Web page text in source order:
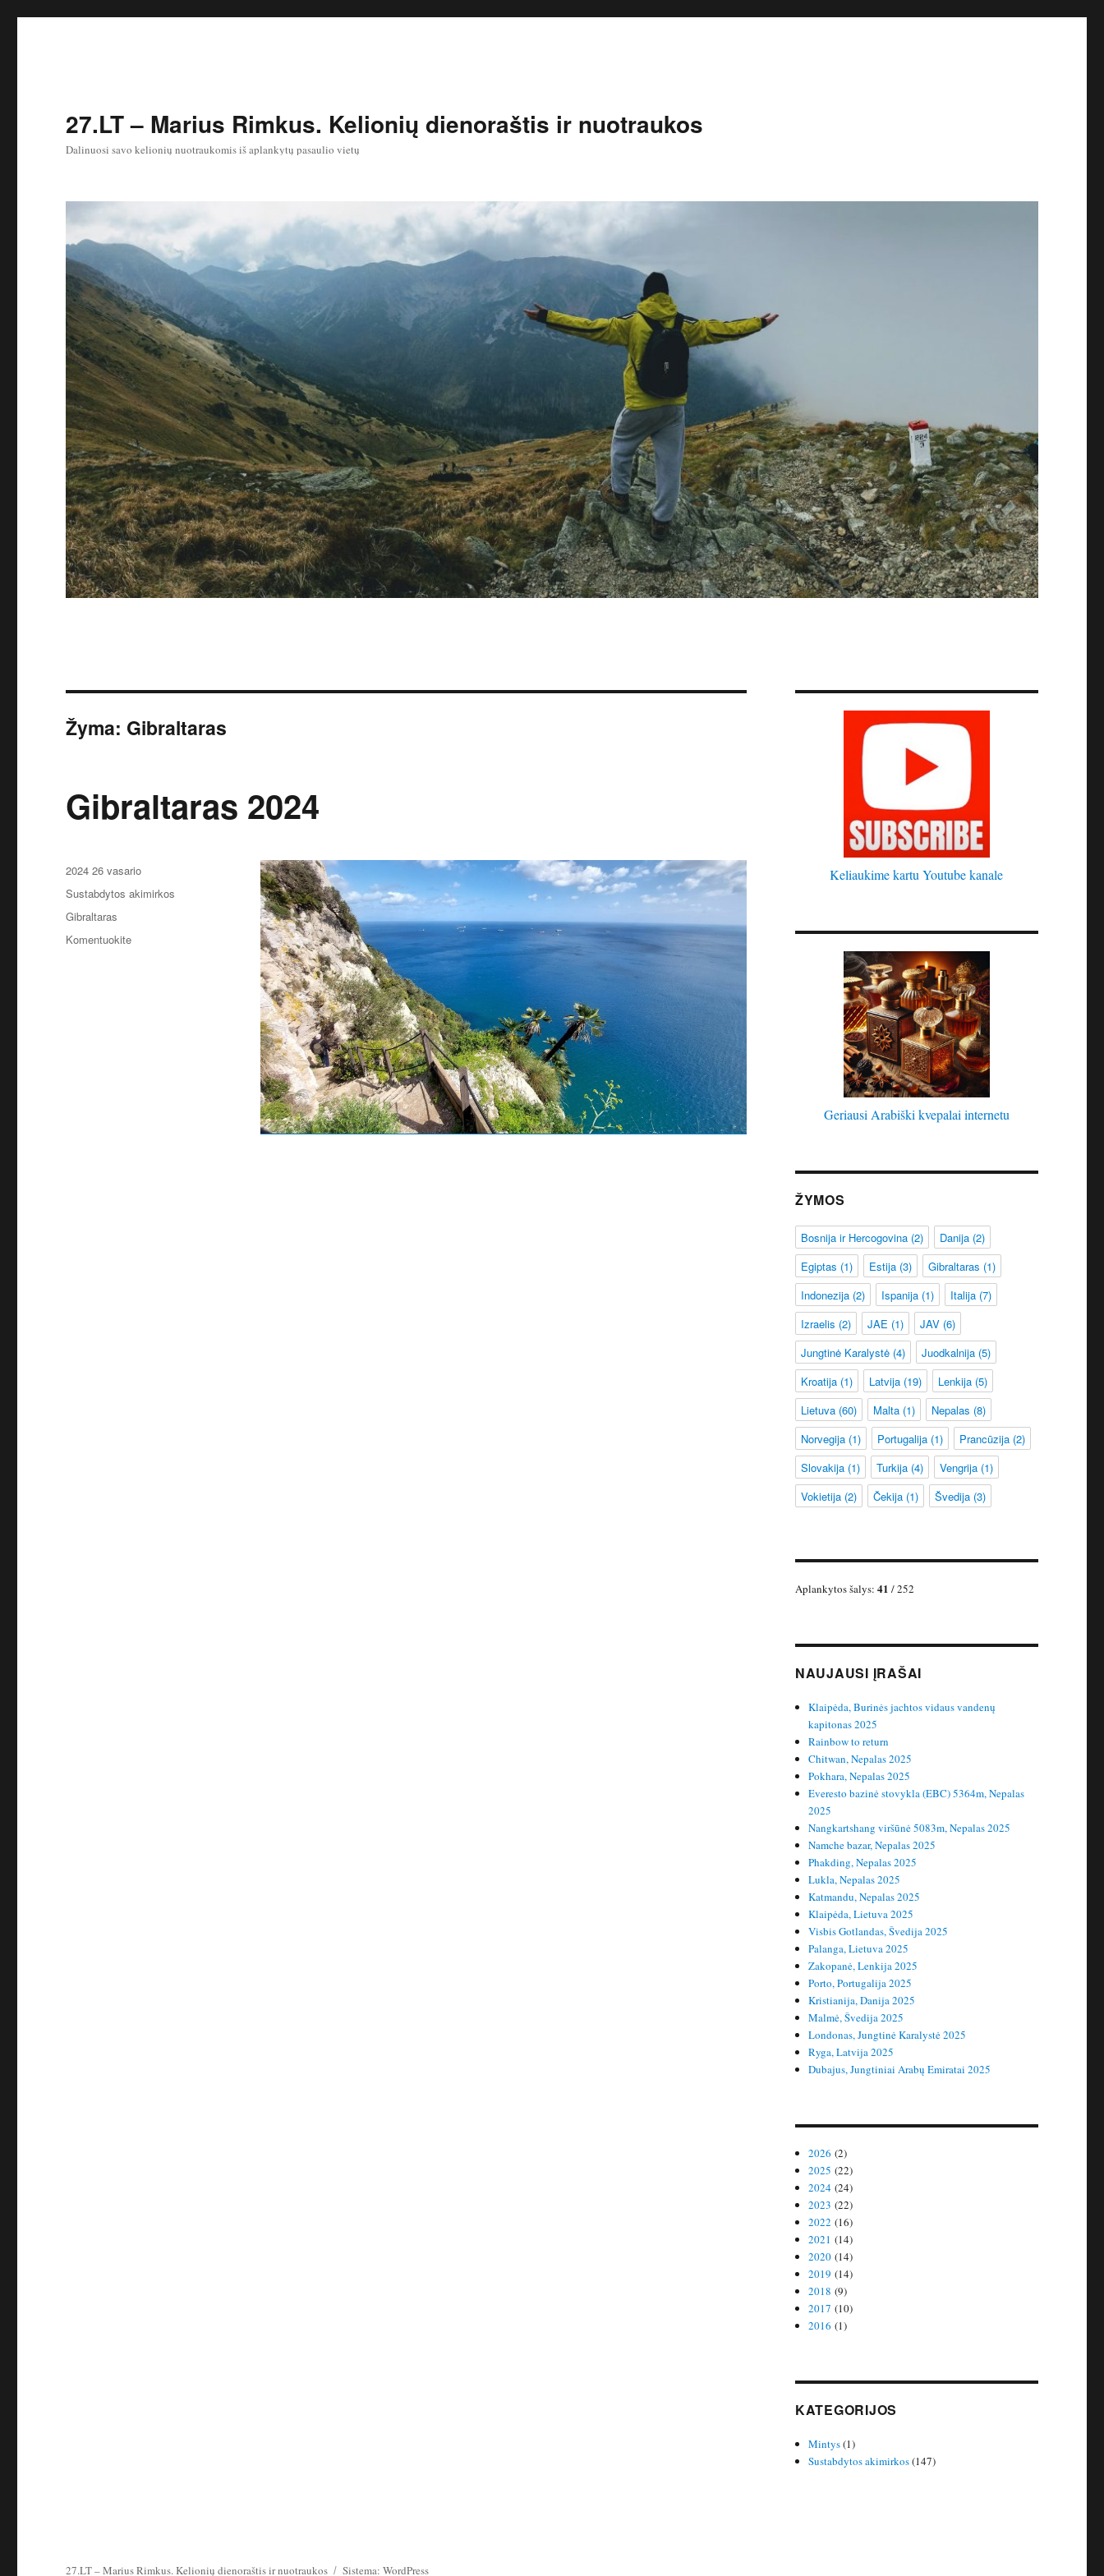
27.LT – Marius Rimkus. Kelionių dienoraštis ir nuotraukos
Dalinuosi savo kelionių nuotraukomis iš aplankytų pasaulio vietų
Žyma: Gibraltaras
Gibraltaras 2024
Paskelbta
2024 26 vasario
Kategorijos
Sustabdytos akimirkos
Žymos
Gibraltaras
Komentuokiteįrašą
Keliaukime kartu Youtube kanale
Geriausi Arabiški kvepalai internetu
ŽYMOS
Bosnija ir Hercogovina(2) Danija(2)
Egiptas (1) Estija(3) Gibraltaras (1)
Indonezija(2) Ispanija(1) Italija(7)
Izraelis (2) JAE (1) JAV(6)
Jungtinė Karalystė(4) Juodkalnija(5)
Kroatija(1) Latvija(19) Lenkija(5)
Lietuva(60) Malta(1) Nepalas (8)
Norvegija(1) Portugalija(1) Prancūzija(2)
Slovakija(1) Turkija(4) Vengrija(1)
Vokietija(2) Čekija(1) Švedija(3)
Aplankytos šalys: 41 / 252
NAUJAUSI ĮRAŠAI
Klaipėda, Burinės jachtos vidaus vandenų
kapitonas 2025
Rainbow to return
Chitwan, Nepalas 2025
Pokhara, Nepalas 2025
Everesto bazinė stovykla (EBC) 5364m, Nepalas
2025
Nangkartshang viršūnė 5083m, Nepalas 2025
Namche bazar, Nepalas 2025
Phakding, Nepalas 2025
Lukla, Nepalas 2025
Katmandu, Nepalas 2025
Klaipėda, Lietuva 2025
Visbis Gotlandas, Švedija 2025
Palanga, Lietuva 2025
Zakopanė, Lenkija 2025
Porto, Portugalija 2025
Kristianija, Danija 2025
Malmė, Švedija 2025
Londonas, Jungtinė Karalystė 2025
Ryga, Latvija 2025
Dubajus, Jungtiniai Arabų Emiratai 2025
2026 (2)
2025 (22)
2024 (24)
2023 (22)
2022 (16)
2021 (14)
2020 (14)
2019 (14)
2018 (9)
2017 (10)
2016 (1)
KATEGORIJOS
Mintys(1)
Sustabdytos akimirkos(147)
27.LT – Marius Rimkus. Kelionių dienoraštis ir nuotraukos Sistema: WordPress